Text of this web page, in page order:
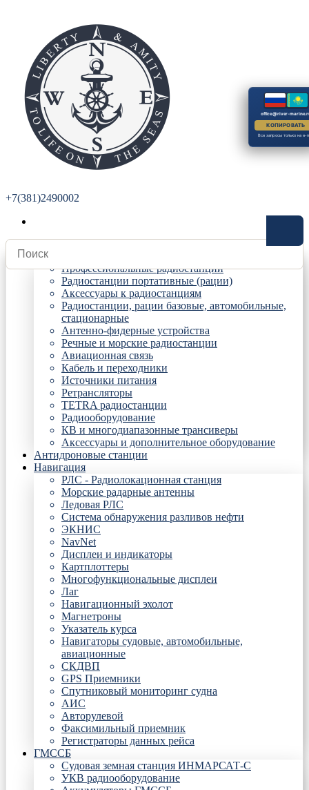
+7(381)2490002
Радиостанции
Профессиональные радиостанции
Радиостанции портативные (рации)
Аксессуары к радиостанциям
Радиостанции, рации базовые, автомобильные,
стационарные
Антенно-фидерные устройства
Речные и морские радиостанции
Авиационная связь
Кабель и переходники
Источники питания
Ретрансляторы
TETRA радиостанции
Радиооборудование
КВ и многодиапазонные трансиверы
Аксессуары и дополнительное оборудование
Антидроновые станции
Навигация
РЛС - Радиолокационная станция
Морские радарные антенны
Ледовая РЛС
Система обнаружения разливов нефти
ЭКНИС
NavNet
Дисплеи и индикаторы
Картплоттеры
Многофункциональные дисплеи
Лаг
Навигационный эхолот
Магнетроны
Указатель курса
Навигаторы судовые, автомобильные,
авиационные
СКДВП
GPS Приемники
Спутниковый мониторинг судна
АИС
Авторулевой
Факсимильный приемник
Регистраторы данных рейса
ГМССБ
Судовая земная станция ИНМАРСАТ-С
УКВ радиооборудование
office@river-
КОПИРОВАТЬ
Все запросы только на e-